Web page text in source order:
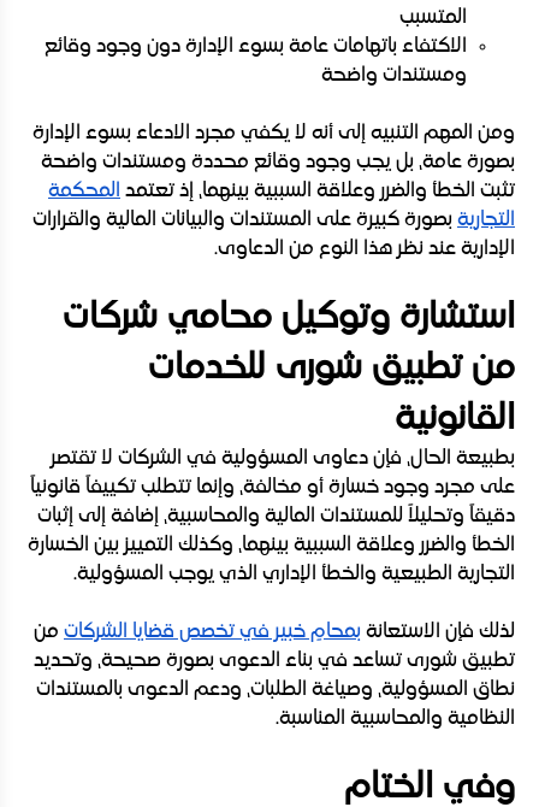
المتسبب
الاكتفاء باتهامات عامة بسوء الإدارة دون وجود وقائع
ومستندات واضحة
ومن المهم التنبيه إلى أنه لا يكفي مجرد الادعاء بسوء الإدارة
بصورة عامة، بل يجب وجود وقائع محددة ومستندات واضحة
تثبت الخطأ والضرر وعلاقة السببية بينهما، إذ تعتمد المحكمة
التجارية بصورة كبيرة على المستندات والبيانات المالية والقرارات
الإدارية عند نظر هذا النوع من الدعاوى.
استشارة وتوكيل محامي شركات
من تطبيق شورى للخدمات
القانونية
بطبيعة الحال، فإن دعاوى المسؤولية في الشركات لا تقتصر
على مجرد وجود خسارة أو مخالفة، وإنما تتطلب تكييفاً قانونياً
دقيقاً وتحليلاً للمستندات المالية والمحاسبية، إضافة إلى إثبات
الخطأ والضرر وعلاقة السببية بينهما، وكذلك التمييز بين الخسارة
التجارية الطبيعية والخطأ الإداري الذي يوجب المسؤولية.
لذلك فإن الاستعانة بمحامٍ خبير في تخصص قضايا الشركات من
تطبيق شورى تساعد في بناء الدعوى بصورة صحيحة، وتحديد
نطاق المسؤولية، وصياغة الطلبات، ودعم الدعوى بالمستندات
النظامية والمحاسبية المناسبة.
وفي الختام